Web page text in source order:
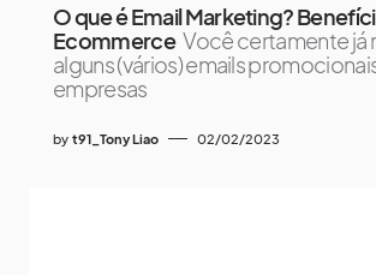
O que é Email Marketing?
Ecommerce Você certamente já
alguns (vários) emails
empresas
by t91_Tony Liao 02/02/2023